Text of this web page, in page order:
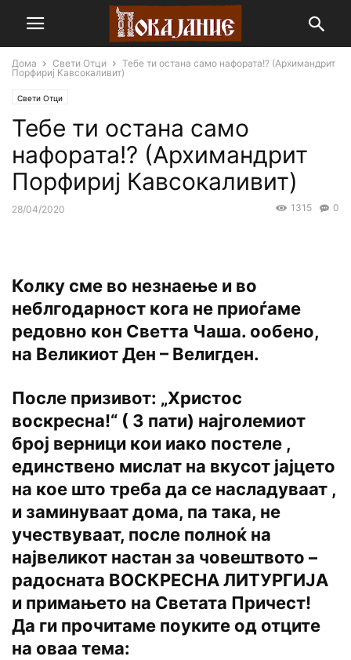
Дома Свети Отци
Тебе ти остана само нафората!? (Архимандрит
Порфириј Кавсокаливит)
Свети Отци
Тебе ти остана само
нафората!? (Архимандрит
Порфириј Кавсокаливит)
28/04/2020 0
1315
Колку сме во незнаење и во
неблгодарност кога не приоѓаме
редовно кон Светта Чаша. ообено,
на Великиот Ден – Велигден.
После призивот: „Христос
воскресна!“ ( 3 пати) најголемиот
број верници кои иако постеле ,
единствено мислат на вкусот јајцето
на кое што треба да се насладуваат ,
и заминуваат дома, па така, не
учествуваат, после полноќ на
највеликот настан за човештвото –
радосната ВОСКРЕСНА ЛИТУРГИЈА
и примањето на Светата Причест!
Да ги прочитаме поуките од отците
на оваа тема: